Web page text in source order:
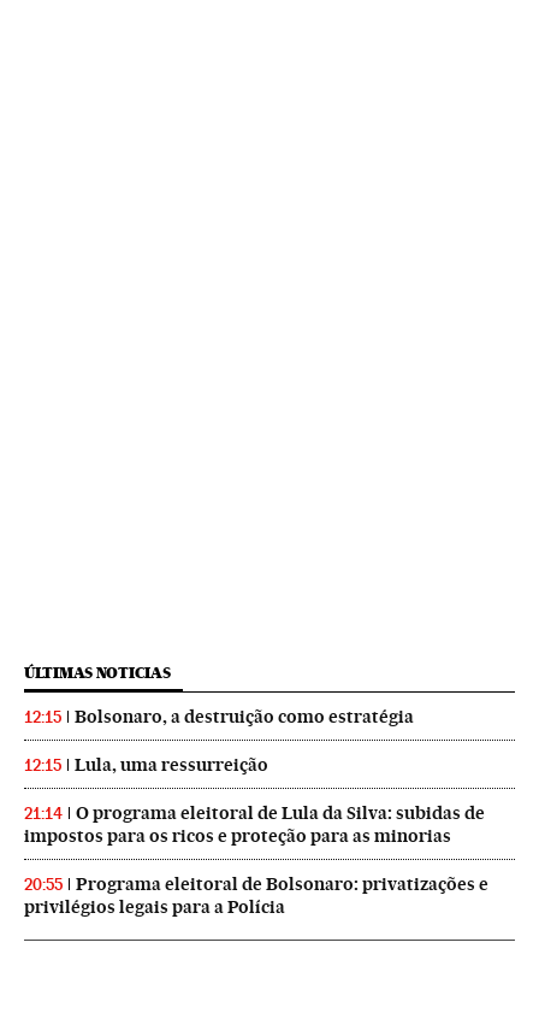
ÚLTIMAS NOTICIAS
12:15 Bolsonaro, a destruição como estratégia
12:15 Lula, uma ressurreição
21:14
O programa eleitoral de Lula da Silva: subidas de
impostos para os ricos e proteção para as minorias
20:55
Programa eleitoral de Bolsonaro: privatizações e
privilégios legais para a Polícia